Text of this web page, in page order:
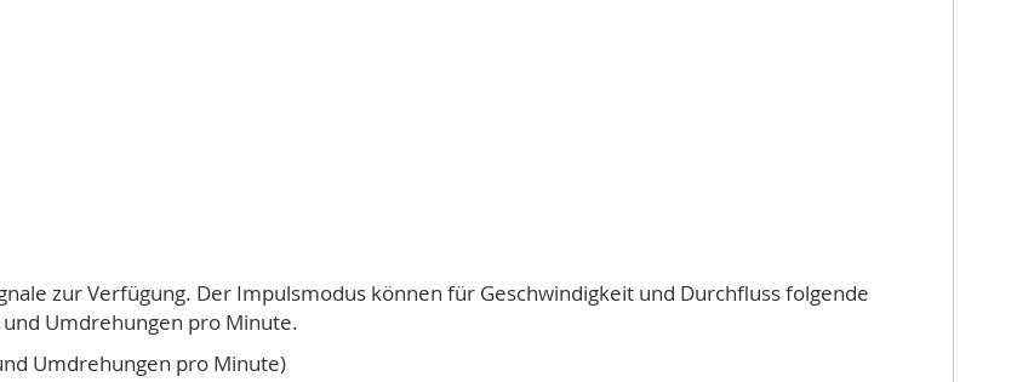
zur Verfügung. Der Impulsmodus können für Geschwindigkeit und Durchfluss folgende
Umdrehungen pro Minute.
Umdrehungen pro Minute)